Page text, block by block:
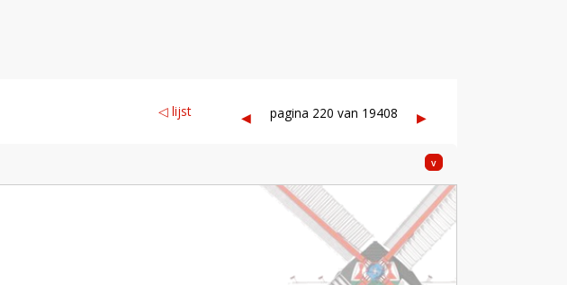
◁ lijst ◀︎ pagina 220 van 19408 ▶︎
v